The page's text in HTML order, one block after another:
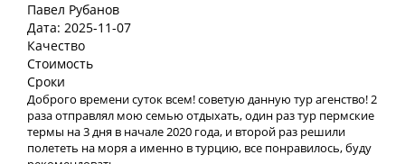
Павел Рубанов
Дата: 2025-11-07
Качество
Стоимость
Сроки
Доброго времени суток всем! советую данную тур агенство! 2
раза отправлял мою семью отдыхать, один раз тур пермские
термы на 3 дня в начале 2020 года, и второй раз решили
полететь на моря а именно в турцию, все понравилось, буду